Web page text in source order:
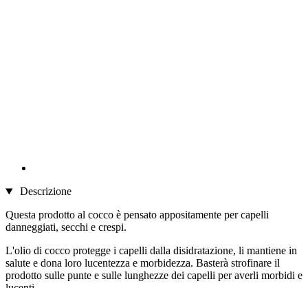
Descrizione
Questa prodotto al cocco è pensato appositamente per capelli
danneggiati, secchi e crespi.
L'olio di cocco protegge i capelli dalla disidratazione, li mantiene in
salute e dona loro lucentezza e morbidezza. Basterà strofinare il
prodotto sulle punte e sulle lunghezze dei capelli per averli morbidi e